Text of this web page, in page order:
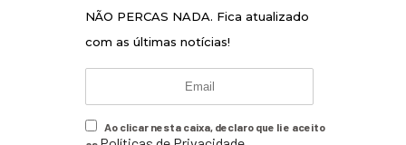
NÃO PERCAS NADA. Fica atualizado
com as últimas notícias!
Ao clicar nesta caixa, declaro que li e aceito